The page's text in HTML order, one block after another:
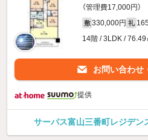
（管理費17,000円）
敷 330,000円 礼
14階 / 3LDK / 76.49
お問い合わせ
提供
サーパス富山三番町レジデン